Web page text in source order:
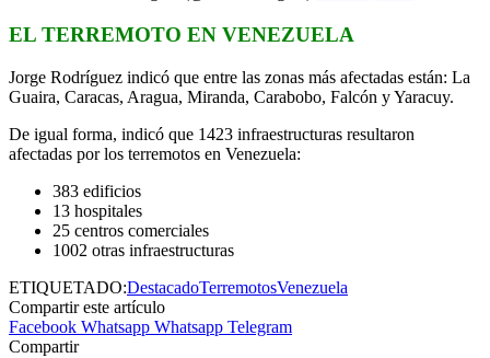
EL TERREMOTO EN VENEZUELA
Jorge Rodríguez indicó que entre las zonas más afectadas están: La
Guaira, Caracas, Aragua, Miranda, Carabobo, Falcón y Yaracuy.
De igual forma, indicó que 1423 infraestructuras resultaron
afectadas por los terremotos en Venezuela:
383 edificios
13 hospitales
25 centros comerciales
1002 otras infraestructuras
ETIQUETADO:DestacadoTerremotosVenezuela
Compartir este artículo
Facebook Whatsapp Whatsapp Telegram
Compartir